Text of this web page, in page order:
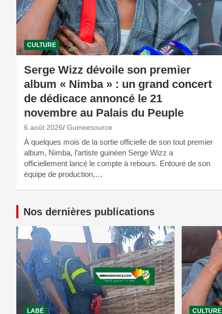
CULTURE
Serge Wizz dévoile son premier
album « Nimba » : un grand concert
de dédicace annoncé le 21
novembre au Palais du Peuple
6 août 2026 Guineesource
À quelques mois de la sortie officielle de son tout premier
album, Nimba, l’artiste guinéen Serge Wizz a
officiellement lancé le compte à rebours. Entouré de son
équipe de production,…
Nos dernières publications
LABÉ CULTURE